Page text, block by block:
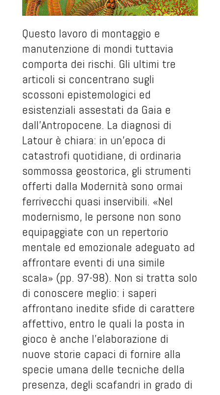
Questo lavoro di montaggio e
manutenzione di mondi tuttavia
comporta dei rischi. Gli ultimi tre
articoli si concentrano sugli
scossoni epistemologici ed
esistenziali assestati da Gaia e
dall’Antropocene. La diagnosi di
Latour è chiara: in un’epoca di
catastrofi quotidiane, di ordinaria
sommossa geostorica, gli strumenti
offerti dalla Modernità sono ormai
ferrivecchi quasi inservibili. «Nel
modernismo, le persone non sono
equipaggiate con un repertorio
mentale ed emozionale adeguato ad
affrontare eventi di una simile
scala» (pp. 97-98). Non si tratta solo
di conoscere meglio: i saperi
affrontano inedite sfide di carattere
affettivo, entro le quali la posta in
gioco è anche l’elaborazione di
nuove storie capaci di fornire alla
specie umana delle tecniche della
presenza, degli scafandri in grado di